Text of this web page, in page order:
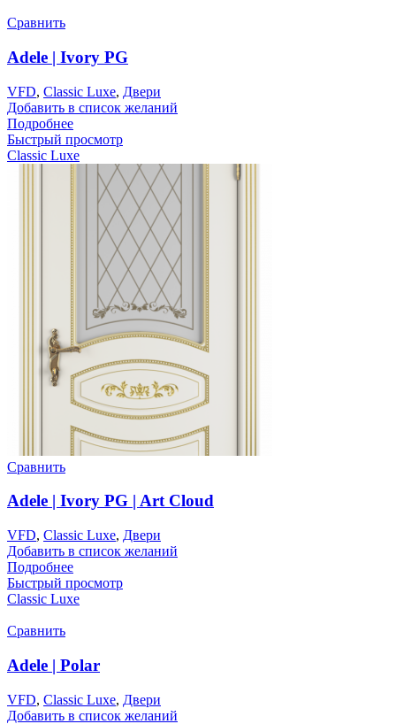
Сравнить
Adele | Ivory PG
VFD, Classic Luxe, Двери
Добавить в список желаний
Подробнее
Быстрый просмотр
Classic Luxe
Сравнить
Adele | Ivory PG | Art Cloud
VFD, Classic Luxe, Двери
Добавить в список желаний
Подробнее
Быстрый просмотр
Classic Luxe
Сравнить
Adele | Polar
VFD, Classic Luxe, Двери
Добавить в список желаний